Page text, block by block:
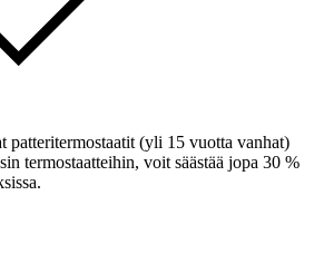
patteritermostaatit (yli 15 vuotta vanhat)
termostaatteihin, voit säästää jopa 30 %